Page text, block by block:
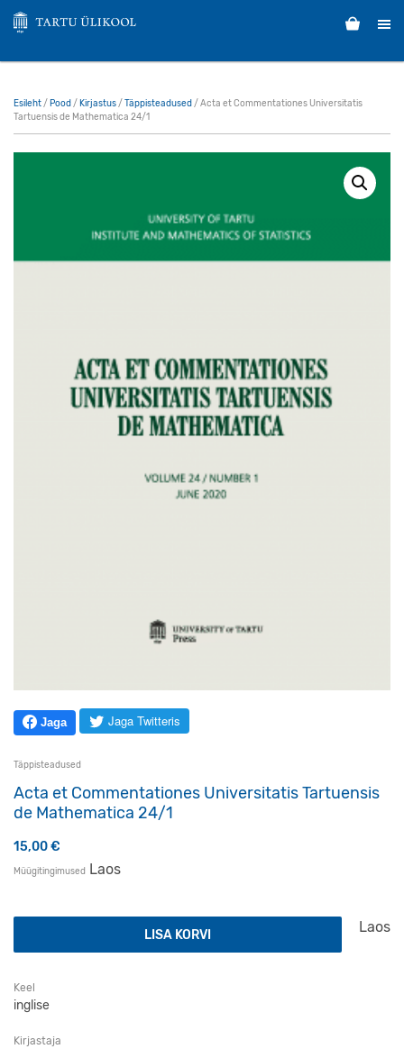
Esileht/ Pood / Kirjastus/ Täppisteadused / Acta et Commentationes Universitatis
Tartuensis de Mathematica 24/1
Jaga Jaga Twitteris
Täppisteadused
Acta et Commentationes Universitatis Tartuensis
de Mathematica 24/1
15,00€
Müügitingimused Laos
Laos
Acta et Commentationes Universitatis Tartuensis de
LISA KORVI
Keel
inglise
Kirjastaja